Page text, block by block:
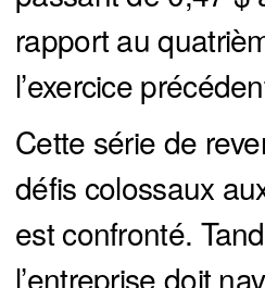
rapport au
l’exercice
Cette série de
défis colossaux
est confronté.
l’entreprise doit